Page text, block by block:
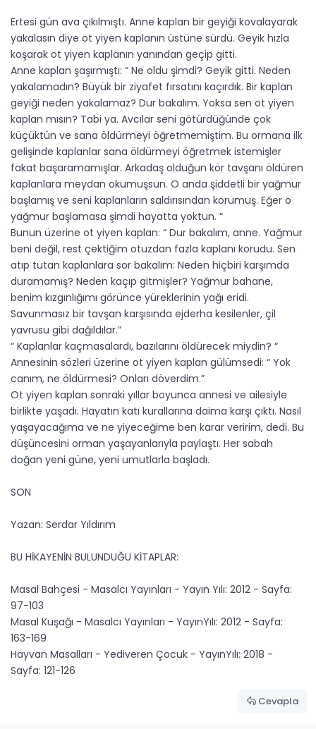
Ertesi gün ava çıkılmıştı. Anne kaplan bir geyiği kovalayarak
yakalasın diye ot yiyen kaplanın üstüne sürdü. Geyik hızla
koşarak ot yiyen kaplanın yanından geçip gitti.
Anne kaplan şaşırmıştı: “ Ne oldu şimdi? Geyik gitti. Neden
yakalamadın? Büyük bir ziyafet fırsatını kaçırdık. Bir kaplan
geyiği neden yakalamaz? Dur bakalım. Yoksa sen ot yiyen
kaplan mısın? Tabi ya. Avcılar seni götürdüğünde çok
küçüktün ve sana öldürmeyi öğretmemiştim. Bu ormana ilk
gelişinde kaplanlar sana öldürmeyi öğretmek istemişler
fakat başaramamışlar. Arkadaş olduğun kör tavşanı öldüren
kaplanlara meydan okumuşsun. O anda şiddetli bir yağmur
başlamış ve seni kaplanların saldırısından korumuş. Eğer o
yağmur başlamasa şimdi hayatta yoktun. “
Bunun üzerine ot yiyen kaplan: “ Dur bakalım, anne. Yağmur
beni değil, rest çektiğim otuzdan fazla kaplanı korudu. Sen
atıp tutan kaplanlara sor bakalım: Neden hiçbiri karşımda
duramamış? Neden kaçıp gitmişler? Yağmur bahane,
benim kızgınlığımı görünce yüreklerinin yağı eridi.
Savunmasız bir tavşan karşısında ejderha kesilenler, çil
yavrusu gibi dağıldılar.”
“ Kaplanlar kaçmasalardı, bazılarını öldürecek miydin? “
Annesinin sözleri üzerine ot yiyen kaplan gülümsedi: “ Yok
canım, ne öldürmesi? Onları döverdim.”
Ot yiyen kaplan sonraki yıllar boyunca annesi ve ailesiyle
birlikte yaşadı. Hayatın katı kurallarına daima karşı çıktı. Nasıl
yaşayacağıma ve ne yiyeceğime ben karar veririm, dedi. Bu
düşüncesini orman yaşayanlarıyla paylaştı. Her sabah
doğan yeni güne, yeni umutlarla başladı.
SON
Yazan: Serdar Yıldırım
BU HİKAYENİN BULUNDUĞU KİTAPLAR:
Masal Bahçesi - Masalcı Yayınları - Yayın Yılı: 2012 - Sayfa:
97-103
Masal Kuşağı - Masalcı Yayınları - YayınYılı: 2012 - Sayfa:
163-169
Hayvan Masalları - Yediveren Çocuk - YayınYılı: 2018 -
Sayfa: 121-126
Cevapla